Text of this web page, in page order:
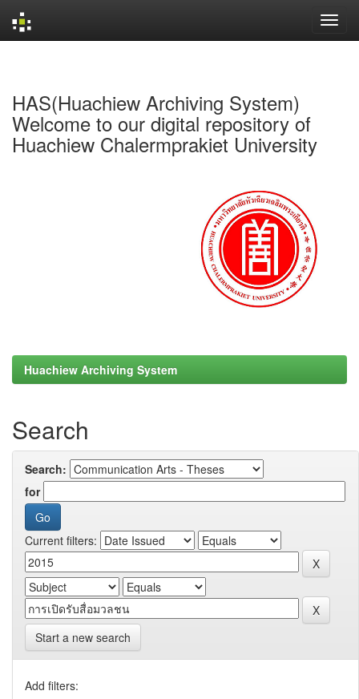
HAS(Huachiew Archiving System)
Welcome to our digital repository of
Huachiew Chalermprakiet University
Huachiew Archiving System
Search
Search:
for
Current filters:
Start a new search
Add filters: